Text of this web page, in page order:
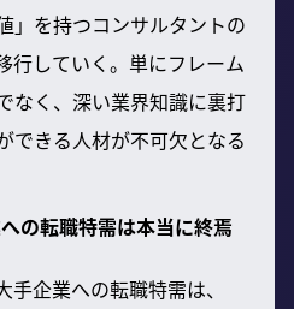
」を持つコンサルタントの
行していく。単にフレーム
なく、深い業界知識に裏打
できる人材が不可欠となる
の転職特需は本当に終焉
企業への転職特需は、